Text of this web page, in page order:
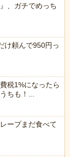
、ガチでめっち
け頼んで950円っ
税1%になったら
ちも！...
ープまだ食べて